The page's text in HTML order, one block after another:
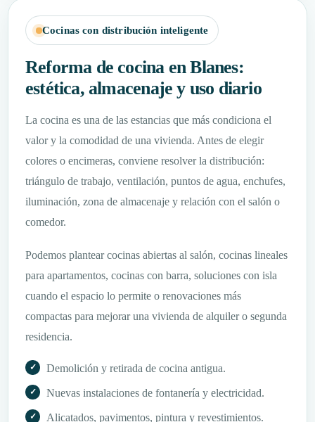
Cocinas con distribución inteligente
Reforma de cocina en Blanes:
estética, almacenaje y uso diario
La cocina es una de las estancias que más condiciona el
valor y la comodidad de una vivienda. Antes de elegir
colores o encimeras, conviene resolver la distribución:
triángulo de trabajo, ventilación, puntos de agua, enchufes,
iluminación, zona de almacenaje y relación con el salón o
comedor.
Podemos plantear cocinas abiertas al salón, cocinas lineales
para apartamentos, cocinas con barra, soluciones con isla
cuando el espacio lo permite o renovaciones más
compactas para mejorar una vivienda de alquiler o segunda
residencia.
Demolición y retirada de cocina antigua.
Nuevas instalaciones de fontanería y electricidad.
Alicatados, pavimentos, pintura y revestimientos.